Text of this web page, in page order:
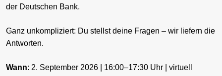
der Deutschen Bank.
Ganz unkompliziert: Du stellst deine Fragen – wir liefern die
Antworten.
Wann: 2. September 2026 | 16:00–17:30 Uhr | virtuell